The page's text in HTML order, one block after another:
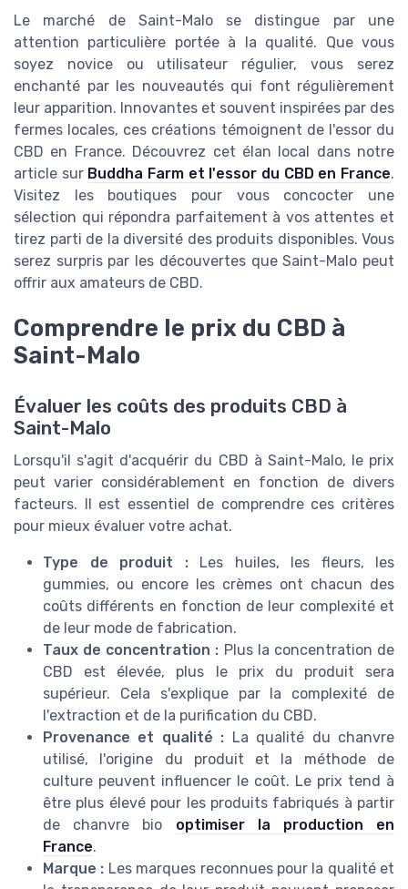
Le marché de Saint-Malo se distingue par une
attention particulière portée à la qualité. Que vous
soyez novice ou utilisateur régulier, vous serez
enchanté par les nouveautés qui font régulièrement
leur apparition. Innovantes et souvent inspirées par des
fermes locales, ces créations témoignent de l'essor du
CBD en France. Découvrez cet élan local dans notre
article sur Buddha Farm et l'essor du CBD en France.
Visitez les boutiques pour vous concocter une
sélection qui répondra parfaitement à vos attentes et
tirez parti de la diversité des produits disponibles. Vous
serez surpris par les découvertes que Saint-Malo peut
offrir aux amateurs de CBD.
Comprendre le prix du CBD à
Saint-Malo
Évaluer les coûts des produits CBD à
Saint-Malo
Lorsqu'il s'agit d'acquérir du CBD à Saint-Malo, le prix
peut varier considérablement en fonction de divers
facteurs. Il est essentiel de comprendre ces critères
pour mieux évaluer votre achat.
Type de produit :Les huiles, les fleurs, les
gummies, ou encore les crèmes ont chacun des
coûts différents en fonction de leur complexité et
de leur mode de fabrication.
Taux de concentration : Plus la concentration de
CBD est élevée, plus le prix du produit sera
supérieur. Cela s'explique par la complexité de
l'extraction et de la purification du CBD.
Provenance et qualité : La qualité du chanvre
utilisé, l'origine du produit et la méthode de
culture peuvent influencer le coût. Le prix tend à
être plus élevé pour les produits fabriqués à partir
de chanvre bio optimiser la production en
France.
Marque : Les marques reconnues pour la qualité et